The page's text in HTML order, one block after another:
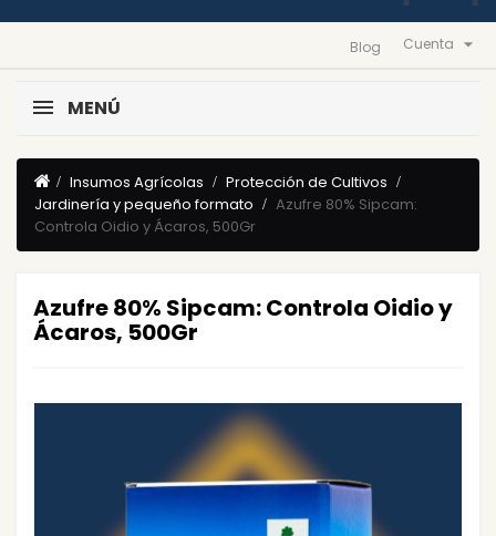
Cuenta 
Blog
MENÚ
Insumos Agrícolas
Protección de Cultivos
Jardinería y pequeño formato
Azufre 80% Sipcam:
Controla Oidio y Ácaros, 500Gr
Azufre 80% Sipcam: Controla Oidio y
Ácaros, 500Gr